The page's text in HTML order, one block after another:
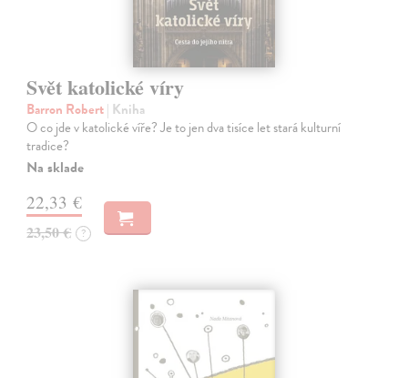
Svět katolické víry
Barron Robert| Kniha
O co jde v katolické víře? Je to jen dva tisíce let stará kulturní
tradice?
Na sklade
22,33 €
23,50 € ?